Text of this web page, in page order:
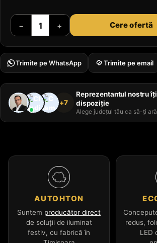
− + Cere ofertă
Trimite pe WhatsApp Trimite pe email
+7
Reprezentantul nostru
dispoziție
Alege județul tău ca să-ți
AUTOHTON
Suntem producător direct
de soluții de iluminat
festiv, cu fabrică în
redus,
LED